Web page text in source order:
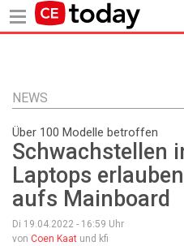
Inhalt
NEWS
Über 100 Modelle betroffen
Schwachstellen
Laptops
aufs Mainboard
Di 19.04.2022 - 16:59 Uhr
von Coen Kaat und kfi